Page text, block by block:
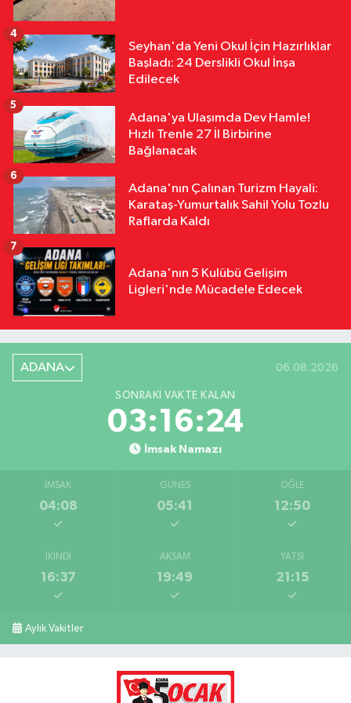
Seyhan'da Yeni Okul İçin Hazırlıklar
Başladı: 24 Derslikli Okul İnşa
Edilecek
4
Adana'ya Ulaşımda Dev Hamle!
Hızlı Trenle 27 İl Birbirine
Bağlanacak
5
Adana'nın Çalınan Turizm Hayali:
Karataş-Yumurtalık Sahil Yolu Tozlu
Raflarda Kaldı
6
Adana'nın 5 Kulübü Gelişim
Ligleri'nde Mücadele Edecek
7
ADANA 06.08.2026
SONRAKI VAKTE KALAN
03:16:23
İmsak Namazı
İMSAK
04:08
GÜNEŞ
05:41
ÖĞLE
12:50
İKINDI
16:37
AKŞAM
19:49
YATSI
21:15
Aylık Vakitler